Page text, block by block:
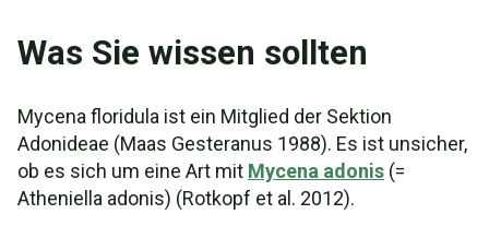
Was Sie wissen sollten
Mycena floridula ist ein Mitglied der Sektion
Adonideae (Maas Gesteranus 1988). Es ist unsicher,
ob es sich um eine Art mit Mycena adonis (=
Atheniella adonis) (Rotkopf et al. 2012).